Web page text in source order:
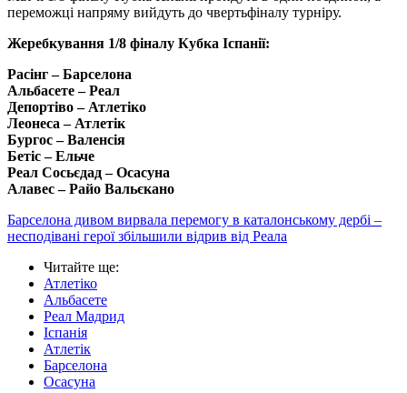
переможці напряму вийдуть до чвертьфіналу турніру.
Жеребкування 1/8 фіналу Кубка Іспанії:
Расінг – Барселона
Альбасете – Реал
Депортіво – Атлетіко
Леонеса – Атлетік
Бургос – Валенсія
Бетіс – Ельче
Реал Сосьєдад – Осасуна
Алавес – Райо Вальєкано
Барселона дивом вирвала перемогу в каталонському дербі –
несподівані герої збільшили відрив від Реала
Читайте ще:
Атлетіко
Альбасете
Реал Мадрид
Іспанія
Атлетік
Барселона
Осасуна